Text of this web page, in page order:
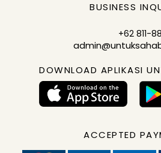
BUSINESS
+62 811-
DOWNLOAD APLIKASI
ACCEPTED